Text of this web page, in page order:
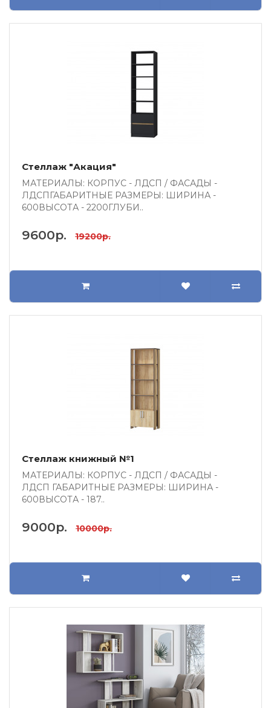
Стеллаж "Акация"
МАТЕРИАЛЫ: КОРПУС - ЛДСП / ФАСАДЫ -
ЛДСПГАБАРИТНЫЕ РАЗМЕРЫ: ШИРИНА -
600ВЫСОТА - 2200ГЛУБИ..
9600р. 19200р.
Стеллаж книжный №1
МАТЕРИАЛЫ: КОРПУС - ЛДСП / ФАСАДЫ -
ЛДСП ГАБАРИТНЫЕ РАЗМЕРЫ: ШИРИНА -
600ВЫСОТА - 187..
9000р. 10000р.